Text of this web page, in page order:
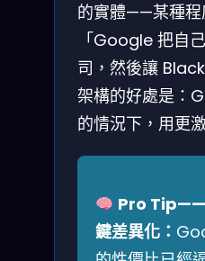
的實體——某種程
「Google 把自
司，然後讓
架構的好處是：
的情況下，用更
Pro Tip——
鍵差異化：